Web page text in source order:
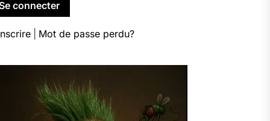
Mot de passe perdu?